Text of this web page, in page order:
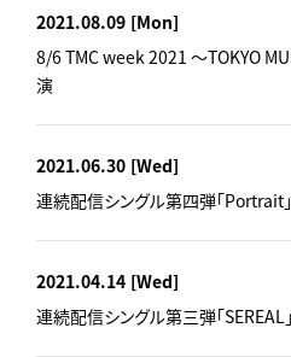
2021.08.09 [Mon]
8/6 TMC week 2021 ～TOKYO
演
2021.06.30 [Wed]
連続配信シングル第四弾「Portrait」
2021.04.14 [Wed]
連続配信シングル第三弾「SEREAL